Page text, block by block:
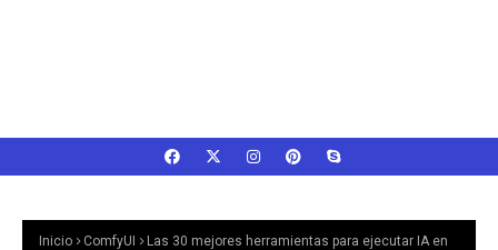
Inicio ComfyUI
Las 30 mejores herramientas para ejecutar IA en